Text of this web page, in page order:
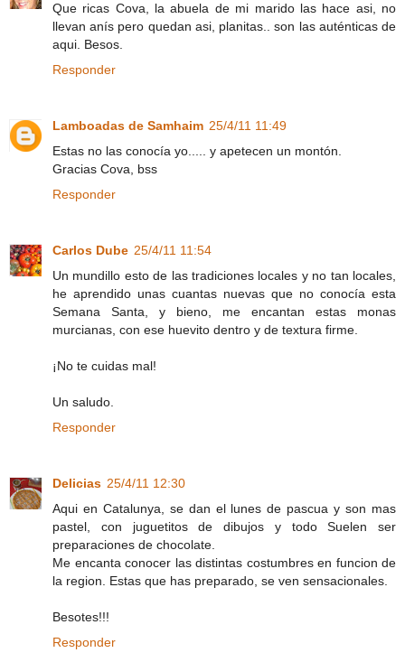
Que ricas Cova, la abuela de mi marido las hace asi, no
llevan anís pero quedan asi, planitas.. son las auténticas de
aqui. Besos.
Responder
Lamboadas de Samhaim 25/4/11 11:49
Estas no las conocía yo..... y apetecen un montón.
Gracias Cova, bss
Responder
Carlos Dube 25/4/11 11:54
Un mundillo esto de las tradiciones locales y no tan locales,
he aprendido unas cuantas nuevas que no conocía esta
Semana Santa, y bieno, me encantan estas monas
murcianas, con ese huevito dentro y de textura firme.
¡No te cuidas mal!
Un saludo.
Responder
Delicias 25/4/11 12:30
Aqui en Catalunya, se dan el lunes de pascua y son mas
pastel, con juguetitos de dibujos y todo Suelen ser
preparaciones de chocolate.
Me encanta conocer las distintas costumbres en funcion de
la region. Estas que has preparado, se ven sensacionales.
Besotes!!!
Responder